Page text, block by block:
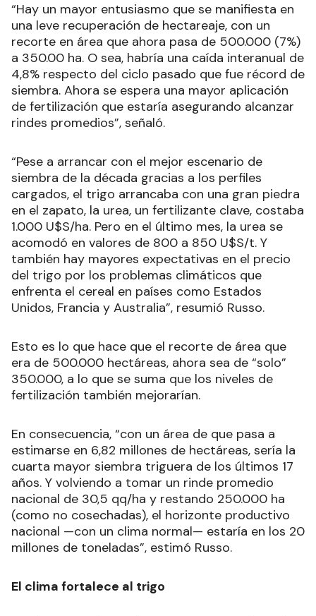
“Hay un mayor entusiasmo que se manifiesta en
una leve recuperación de hectareaje, con un
recorte en área que ahora pasa de 500.000 (7%)
a 350.00 ha. O sea, habría una caída interanual de
4,8% respecto del ciclo pasado que fue récord de
siembra. Ahora se espera una mayor aplicación
de fertilización que estaría asegurando alcanzar
rindes promedios”, señaló.
“Pese a arrancar con el mejor escenario de
siembra de la década gracias a los perfiles
cargados, el trigo arrancaba con una gran piedra
en el zapato, la urea, un fertilizante clave, costaba
1.000 U$S/ha. Pero en el último mes, la urea se
acomodó en valores de 800 a 850 U$S/t. Y
también hay mayores expectativas en el precio
del trigo por los problemas climáticos que
enfrenta el cereal en países como Estados
Unidos, Francia y Australia”, resumió Russo.
Esto es lo que hace que el recorte de área que
era de 500.000 hectáreas, ahora sea de “solo”
350.000, a lo que se suma que los niveles de
fertilización también mejorarían.
En consecuencia, “con un área de que pasa a
estimarse en 6,82 millones de hectáreas, sería la
cuarta mayor siembra triguera de los últimos 17
años. Y volviendo a tomar un rinde promedio
nacional de 30,5 qq/ha y restando 250.000 ha
(como no cosechadas), el horizonte productivo
nacional —con un clima normal— estaría en los 20
millones de toneladas”, estimó Russo.
El clima fortalece al trigo